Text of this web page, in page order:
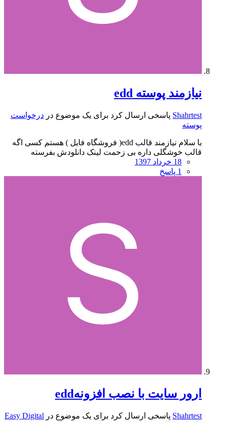
نیازمند پوسته edd
Shahrtest پاسخی ارسال کرد برای یک موضوع در درخواست
پوسته
با سلام نیازمند قالب edd( فروشگاه فایل ) هستم کسی اگه
قالب خوشگلی داره بی زحمت لینک دانلودش بفرسته
18 خرداد 1397
1 پاسخ
ارور سایت با نصب افزونهedd
Shahrtest پاسخی ارسال کرد برای یک موضوع در Easy Digital